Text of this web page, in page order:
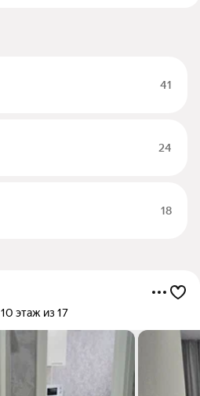
41
24
18
10 этаж из 17